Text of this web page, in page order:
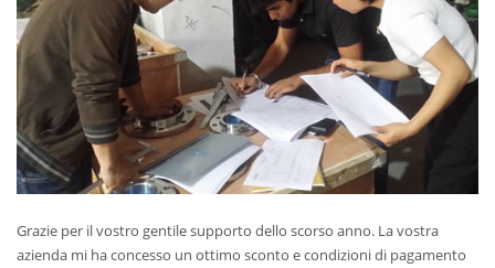
Grazie per il vostro gentile supporto dello scorso anno. La vostra
azienda mi ha concesso un ottimo sconto e condizioni di pagamento